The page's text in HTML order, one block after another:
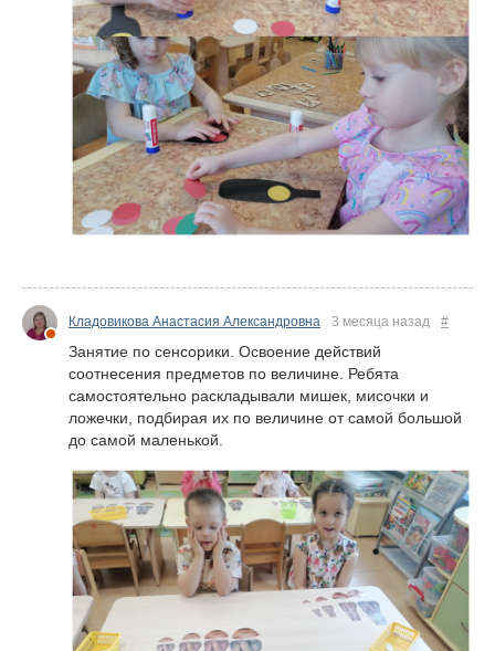
Кладовикова Анастасия Александровна 3 месяца назад #
Занятие по сенсорики. Освоение действий
соотнесения предметов по величине. Ребята
самостоятельно раскладывали мишек, мисочки и
ложечки, подбирая их по величине от самой большой
до самой маленькой.